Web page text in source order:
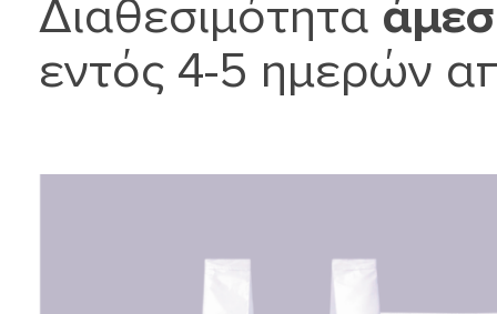
Διαθεσιμότητα
εντός 4-5 ημερών